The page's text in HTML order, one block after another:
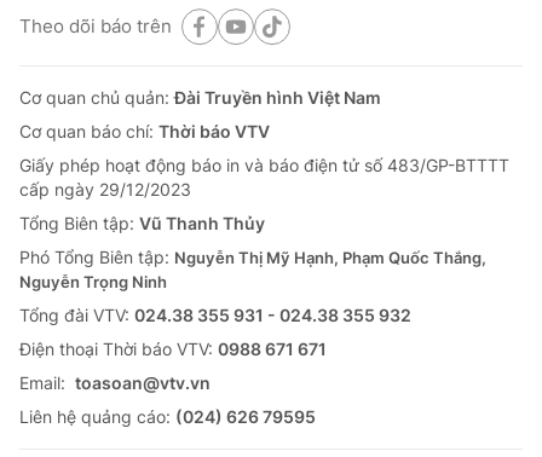
Theo dõi báo trên
Cơ quan chủ quản:Đài Truyền hình Việt Nam
Cơ quan báo chí: Thời báo VTV
Giấy phép hoạt động báo in và báo điện tử số 483/GP-BTTTT
cấp ngày 29/12/2023
Tổng Biên tập: Vũ Thanh Thủy
Phó Tổng Biên tập: Nguyễn Thị Mỹ Hạnh, Phạm Quốc Thắng,
Nguyễn Trọng Ninh
Tổng đài VTV: 024.38 355 931 - 024.38 355 932
Ðiện thoại Thời báo VTV: 0988 671 671
Email: toasoan@vtv.vn
Liên hệ quảng cáo: (024) 626 79595